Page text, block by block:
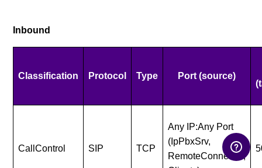
Inbound
Classification Protocol Type Port (source)
CallControl SIP TCP
Any IP:Any Port
(IpPbxSrv,
RemoteConnector,